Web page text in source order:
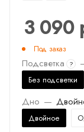
3 090
Под заказ
Подсветка ?
Без подсветки
Дно —
Двойное